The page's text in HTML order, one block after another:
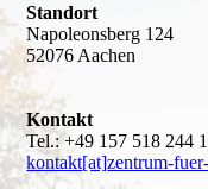
Standort
Napoleonsberg 124
52076 Aachen
Kontakt
Tel.: +49 157 518 244
kontakt[at]zentrum-